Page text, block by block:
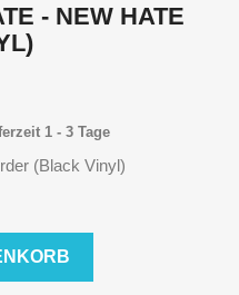
- NEW HATE
1 - 3 Tage
(Black Vinyl)